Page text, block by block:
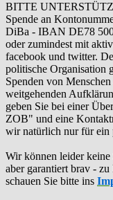
BITTE
Spende an
DiBa - IBAN DE78
oder zumindest mit
facebook und twitter.
politische Organisation
Spenden von
weitgehenden
geben Sie bei einer
ZOB" und eine
wir natürlich nur für ein
Wir können leider keine
aber garantiert brav -
schauen Sie bitte ins